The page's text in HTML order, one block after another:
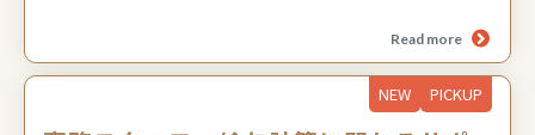
Read more
NEW PICKUP